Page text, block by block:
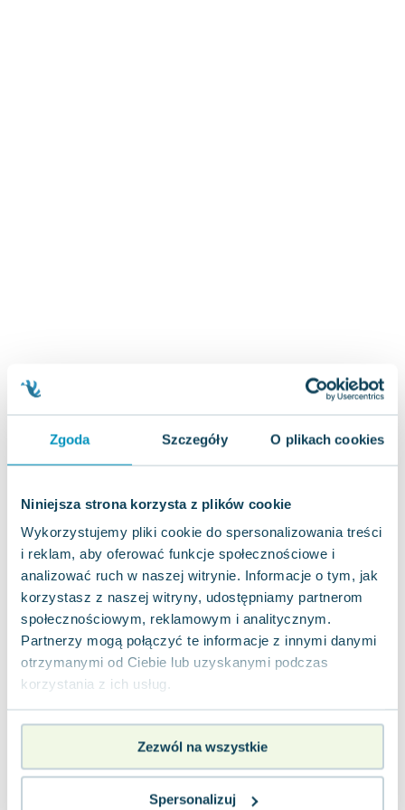
Zgoda Szczegóły O plikach cookies
Niniejsza strona korzysta z plików cookie
Wykorzystujemy pliki cookie do spersonalizowania treści
i reklam, aby oferować funkcje społecznościowe i
analizować ruch w naszej witrynie. Informacje o tym, jak
korzystasz z naszej witryny, udostępniamy partnerom
społecznościowym, reklamowym i analitycznym.
Partnerzy mogą połączyć te informacje z innymi danymi
otrzymanymi od Ciebie lub uzyskanymi podczas
korzystania z ich usług.
Zezwól na wszystkie
Spersonalizuj
Jarosław Iwaszkiewicz
Joseph Murphy
Jan Sztaudynger
Aleksander Puszkin
Małgorzata Ohme
Maddie Ziegler
Leszek Czarnecki
Joanna Racewicz
Maria Seweryn
Janina Zającówna
Eric Helms
Anna Prus (oprac.)
Agnieszka Maciąg
Barbara Wrzesińska
Terry Pratchett